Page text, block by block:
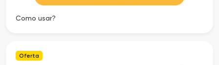
Como usar?
Oferta